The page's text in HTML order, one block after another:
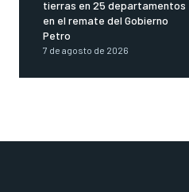
tierras en 25 departamentos
en el remate del Gobierno
Petro
7 de agosto de 2026